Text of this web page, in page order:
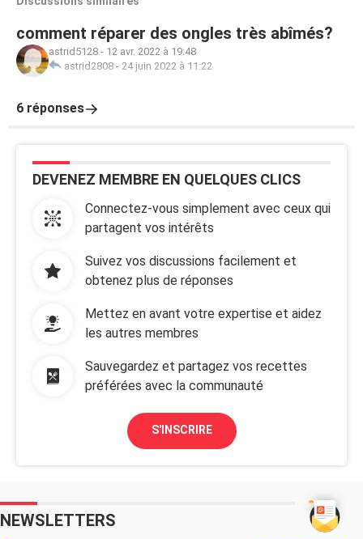
comment réparer des ongles très abîmés?
astrid5128 - 12 avr. 2022 à 19:48
astrid2808 - 24 juin 2022 à 11:22
6 réponses
DEVENEZ MEMBRE EN QUELQUES CLICS
Connectez-vous simplement avec ceux qui
partagent vos intérêts
Suivez vos discussions facilement et
obtenez plus de réponses
Mettez en avant votre expertise et aidez
les autres membres
Sauvegardez et partagez vos recettes
préférées avec la communauté
S'INSCRIRE
NEWSLETTERS